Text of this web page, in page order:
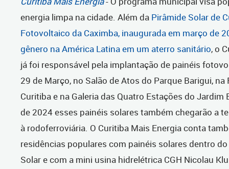
energia limpa na cidade. Além da Pirâmide Solar de
Fotovoltaico da Caximba, inaugurada em março de
gênero na América Latina em um aterro sanitário, o
já foi responsável pela implantação de painéis
29 de Março, no Salão de Atos do Parque Barigui, na
Curitiba e na Galeria das Quatro Estações do
de 2024 esses painéis solares também chegarão a
à rodoferroviária. O Curitiba Mais Energia conta
residências populares com painéis solares dentro
Solar e com a mini usina hidrelétrica CGH Nicolau